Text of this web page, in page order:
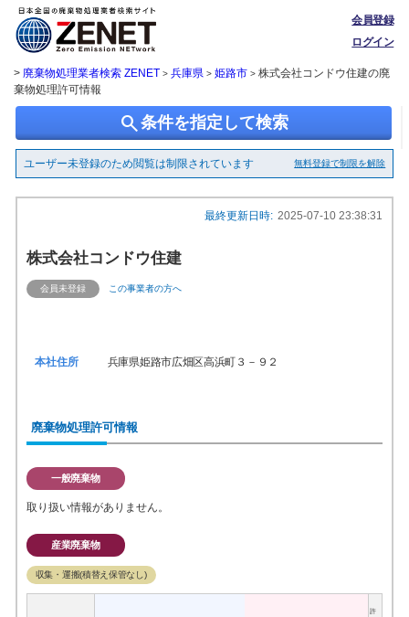
会員登録
ログイン
> 廃棄物処理業者検索 ZENET > 兵庫県 > 姫路市> 株式会社コンドウ住建の廃
棄物処理許可情報
search条件を指定して検索
ユーザー未登録のため閲覧は制限されています 無料登録で制限を解除
最終更新日時: 2025-07-10 23:38:31
株式会社コンドウ住建
会員未登録 この事業者の方へ
本社住所 兵庫県姫路市広畑区高浜町３－９２
廃棄物処理許可情報
一般廃棄物
取り扱い情報がありません。
産業廃棄物
収集・運搬(積替え保管なし)
許